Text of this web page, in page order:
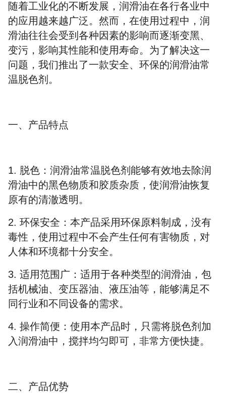
随着工业化的不断发展，润滑油在各行各业中
的应用越来越广泛。然而，在使用过程中，润
滑油往往会受到各种因素的影响而逐渐变黑、
变污，影响其性能和使用寿命。为了解决这一
问题，我们推出了一款安全、环保的润滑油常
温脱色剂。
一、产品特点
1. 脱色：润滑油常温脱色剂能够有效地去除润
滑油中的黑色物质和胶质杂质 ，使润滑油恢复
原有的清澈透明。
2. 环保安全：本产品采用环保原料制成， 没有
毒性 ，使用过程中不会产生任何有害物质，对
人体和环境都十分安全。
3. 适用范围广：适用于各种类型的润滑油，包
括机械油、 变压器油、液压油等，能够满足不
同行业和不同设备的需求。
4. 操作简便：使用本产品时，只需将脱色剂加
入润滑油中，搅拌均匀即可，非常方便快捷。
二、产品优势